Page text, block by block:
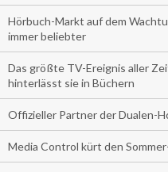
Hörbuch-Markt auf dem
immer beliebter
Das größte TV-Ereignis aller
hinterlässt sie in Büchern
Offizieller Partner der Dualen-
Media Control kürt den